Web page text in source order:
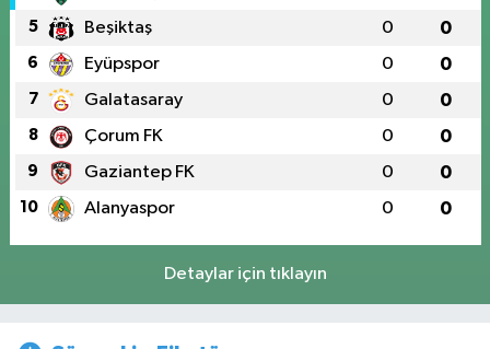
5 Beşiktaş 0 0
6 Eyüpspor 0 0
7 Galatasaray 0 0
8 Çorum FK 0 0
9 Gaziantep FK 0 0
10 Alanyaspor 0 0
Detaylar için tıklayın